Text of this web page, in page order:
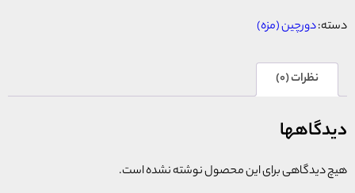
دسته:دورچین (مزه)
نظرات (0)
دیدگاهها
هیچ دیدگاهی برای این محصول نوشته نشده است.